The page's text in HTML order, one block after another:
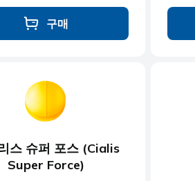
구매
스 슈퍼 포스 (Cialis
Super Force)